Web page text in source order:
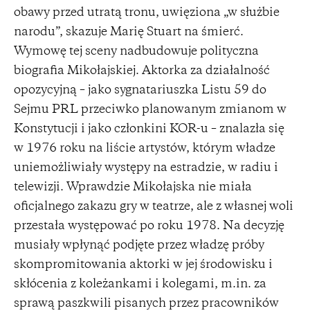
obawy przed utratą tronu, uwięziona „w służbie
narodu”, skazuje Marię Stuart na śmierć.
Wymowę tej sceny nadbudowuje polityczna
biografia Mikołajskiej. Aktorka za działalność
opozycyjną – jako sygnatariuszka Listu 59 do
Sejmu PRL przeciwko planowanym zmianom w
Konstytucji i jako członkini KOR-u – znalazła się
w 1976 roku na liście artystów, którym władze
uniemożliwiały występy na estradzie, w radiu i
telewizji. Wprawdzie Mikołajska nie miała
oficjalnego zakazu gry w teatrze, ale z własnej woli
przestała występować po roku 1978. Na decyzję
musiały wpłynąć podjęte przez władzę próby
skompromitowania aktorki w jej środowisku i
skłócenia z koleżankami i kolegami, m.in. za
sprawą paszkwili pisanych przez pracowników